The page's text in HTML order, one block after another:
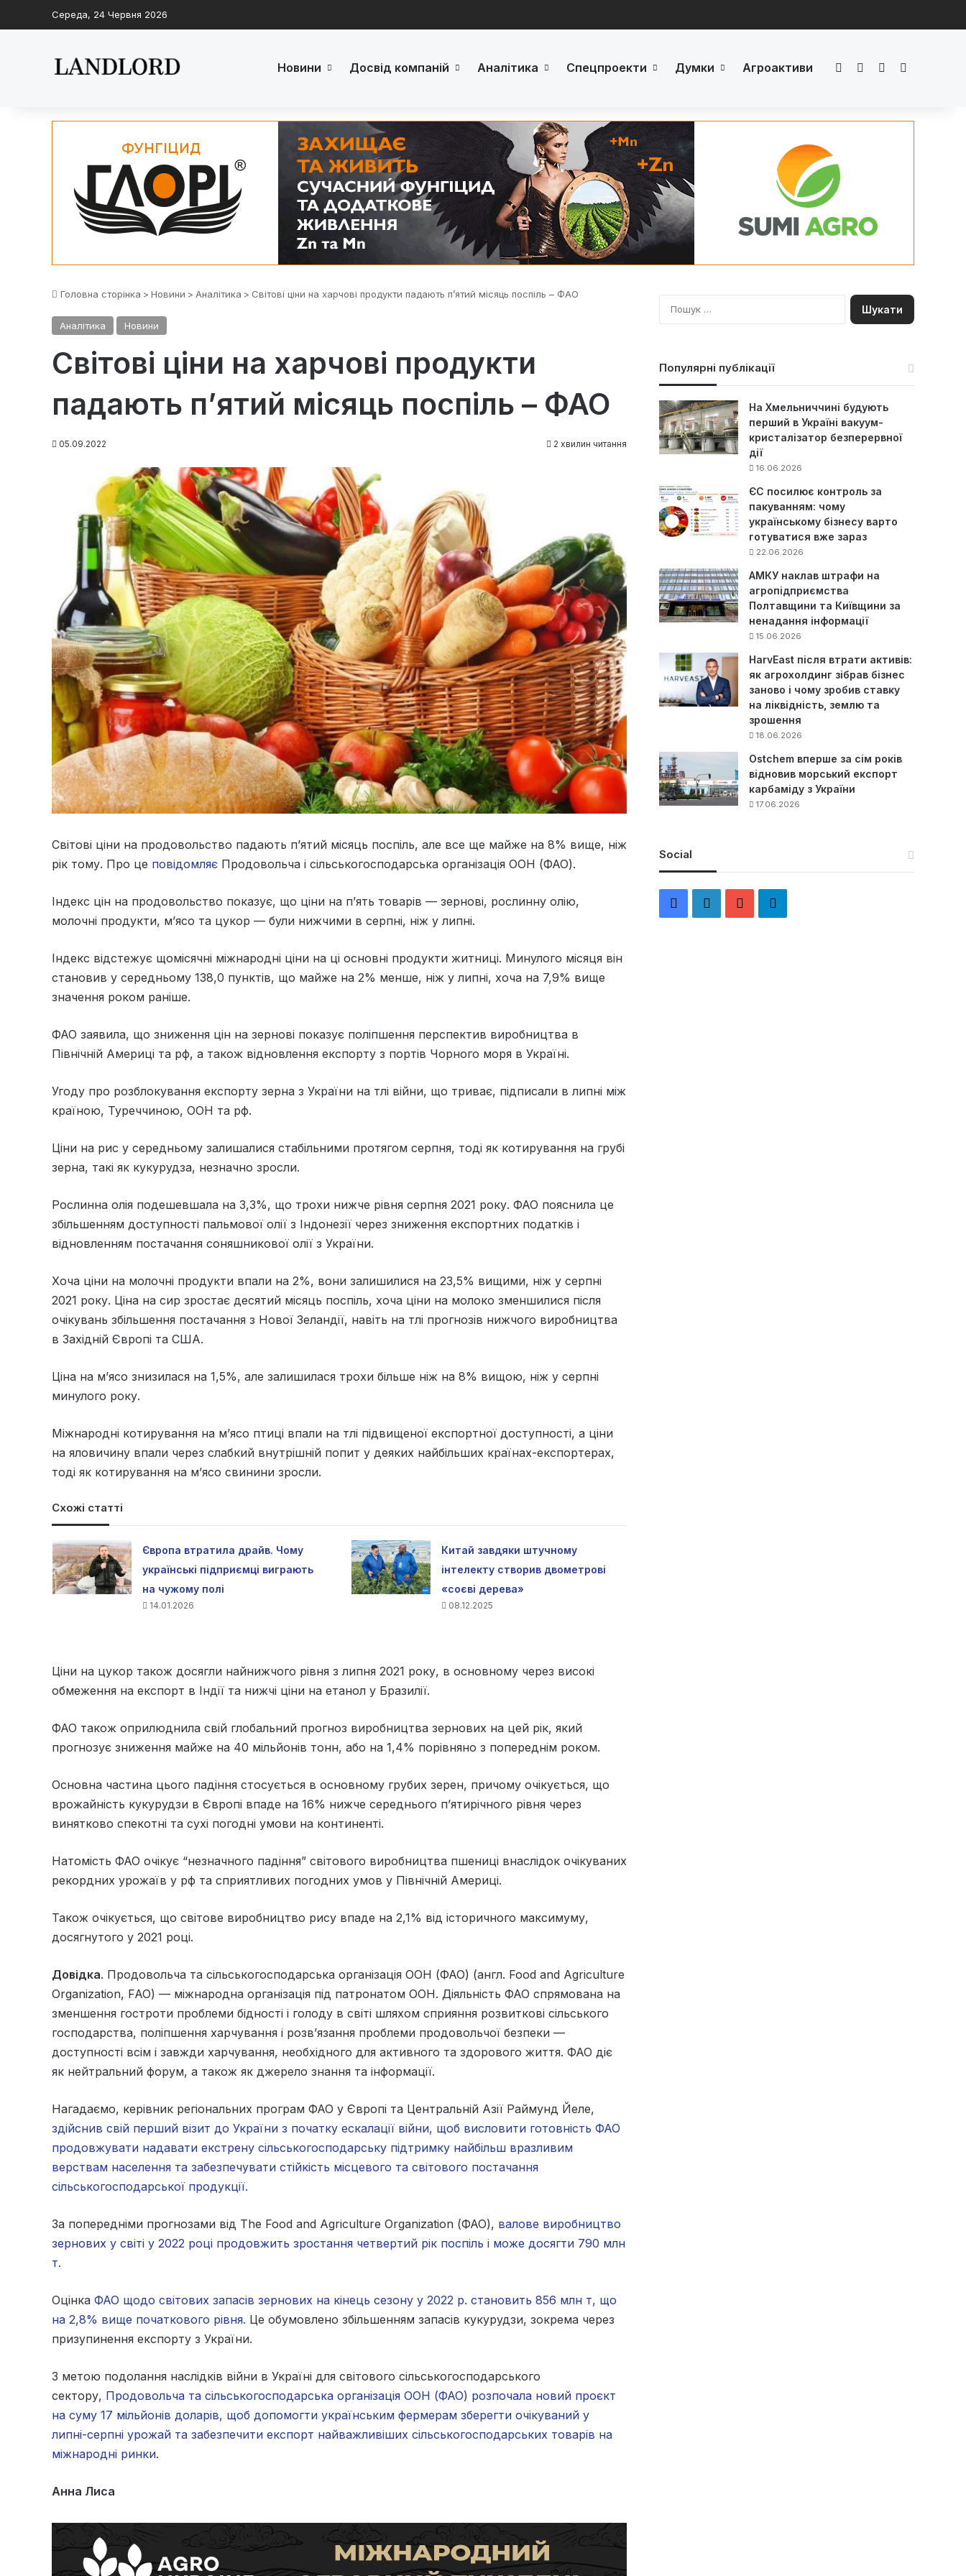
Середа, 24 Червня 2026
Новини Досвід компаній Аналітика Спецпроекти Думки Агроактиви FacebookLinkedInYouTube
Головна сторінка > Новини > Аналітика > Світові ціни на харчові продукти падають п’ятий місяць поспіль – ФАО
Аналітика Новини
Світові ціни на харчові продукти
падають п’ятий місяць поспіль – ФАО
05.09.2022 2 хвилин читання
Світові ціни на продовольство падають п’ятий місяць поспіль, але все ще майже на 8% вище, ніж
рік тому. Про це повідомляє Продовольча і сільськогосподарська організація ООН (ФАО).
Індекс цін на продовольство показує, що ціни на п’ять товарів — зернові, рослинну олію,
молочні продукти, м’ясо та цукор — були нижчими в серпні, ніж у липні.
Індекс відстежує щомісячні міжнародні ціни на ці основні продукти житниці. Минулого місяця він
становив у середньому 138,0 пунктів, що майже на 2% менше, ніж у липні, хоча на 7,9% вище
значення роком раніше.
ФАО заявила, що зниження цін на зернові показує поліпшення перспектив виробництва в
Північній Америці та рф, а також відновлення експорту з портів Чорного моря в Україні.
Угоду про розблокування експорту зерна з України на тлі війни, що триває, підписали в липні між
країною, Туреччиною, ООН та рф.
Ціни на рис у середньому залишалися стабільними протягом серпня, тоді як котирування на грубі
зерна, такі як кукурудза, незначно зросли.
Рослинна олія подешевшала на 3,3%, що трохи нижче рівня серпня 2021 року. ФАО пояснила це
збільшенням доступності пальмової олії з Індонезії через зниження експортних податків і
відновленням постачання соняшникової олії з України.
Хоча ціни на молочні продукти впали на 2%, вони залишилися на 23,5% вищими, ніж у серпні
2021 року. Ціна на сир зростає десятий місяць поспіль, хоча ціни на молоко зменшилися після
очікувань збільшення постачання з Нової Зеландії, навіть на тлі прогнозів нижчого виробництва
в Західній Європі та США.
Ціна на м’ясо знизилася на 1,5%, але залишилася трохи більше ніж на 8% вищою, ніж у серпні
минулого року.
Міжнародні котирування на м’ясо птиці впали на тлі підвищеної експортної доступності, а ціни
на яловичину впали через слабкий внутрішній попит у деяких найбільших країнах-експортерах,
тоді як котирування на м’ясо свинини зросли.
Схожі статті
Європа втратила драйв. Чому
українські підприємці виграють
на чужому полі
14.01.2026
Китай завдяки штучному
інтелекту створив двометрові
«соєві дерева»
08.12.2025
Ціни на цукор також досягли найнижчого рівня з липня 2021 року, в основному через високі
обмеження на експорт в Індії та нижчі ціни на етанол у Бразилії.
ФАО також оприлюднила свій глобальний прогноз виробництва зернових на цей рік, який
прогнозує зниження майже на 40 мільйонів тонн, або на 1,4% порівняно з попереднім роком.
Основна частина цього падіння стосується в основному грубих зерен, причому очікується, що
врожайність кукурудзи в Європі впаде на 16% нижче середнього п’ятирічного рівня через
винятково спекотні та сухі погодні умови на континенті.
Натомість ФАО очікує “незначного падіння” світового виробництва пшениці внаслідок очікуваних
рекордних урожаїв у рф та сприятливих погодних умов у Північній Америці.
Також очікується, що світове виробництво рису впаде на 2,1% від історичного максимуму,
досягнутого у 2021 році.
Довідка. Продовольча та сільськогосподарська організація ООН (ФАО) (англ. Food and Agriculture
Organization, FAO) — міжнародна організація під патронатом ООН. Діяльність ФАО спрямована на
зменшення гостроти проблеми бідності і голоду в світі шляхом сприяння розвиткові сільського
господарства, поліпшення харчування і розв’язання проблеми продовольчої безпеки —
доступності всім і завжди харчування, необхідного для активного та здорового життя. ФАО діє
як нейтральний форум, а також як джерело знання та інформації.
Нагадаємо, керівник регіональних програм ФАО у Європі та Центральній Азії Раймунд Йеле,
здійснив свій перший візит до України з початку ескалації війни, щоб висловити готовність ФАО
продовжувати надавати екстрену сільськогосподарську підтримку найбільш вразливим
верствам населення та забезпечувати стійкість місцевого та світового постачання
сільськогосподарської продукції.
За попередніми прогнозами від The Food and Agriculture Organization (ФАО), валове виробництво
зернових у світі у 2022 році продовжить зростання четвертий рік поспіль і може досягти 790 млн
т.
Оцінка ФАО щодо світових запасів зернових на кінець сезону у 2022 р. становить 856 млн т, що
на 2,8% вище початкового рівня. Це обумовлено збільшенням запасів кукурудзи, зокрема через
призупинення експорту з України.
З метою подолання наслідків війни в Україні для світового сільськогосподарського
сектору, Продовольча та сільськогосподарська організація ООН (ФАО) розпочала новий проєкт
на суму 17 мільйонів доларів, щоб допомогти українським фермерам зберегти очікуваний у
липні-серпні урожай та забезпечити експорт найважливіших сільськогосподарських товарів на
міжнародні ринки.
Анна Лиса
П
о
Популярні публікації
На Хмельниччині будують
перший в Україні вакуум-
кристалізатор безперервної
дії
16.06.2026
ЄС посилює контроль за
пакуванням: чому
українському бізнесу варто
готуватися вже зараз
22.06.2026
АМКУ наклав штрафи на
агропідприємства
Полтавщини та Київщини за
ненадання інформації
15.06.2026
HarvEast після втрати активів:
як агрохолдинг зібрав бізнес
заново і чому зробив ставку
на ліквідність, землю та
зрошення
18.06.2026
Ostchem вперше за сім років
відновив морський експорт
карбаміду з України
17.06.2026
Social